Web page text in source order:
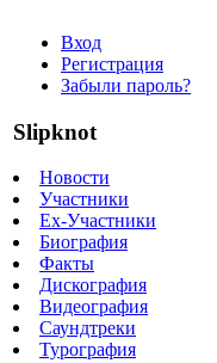
Вход
Регистрация
Забыли пароль?
Slipknot
Новости
Участники
Ex-Участники
Биография
Факты
Дискография
Видеография
Саундтреки
Турография